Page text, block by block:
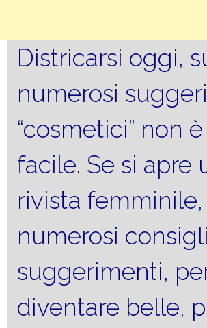
Districarsi oggi,
numerosi
“cosmetici” non
facile. Se si apre
rivista
numerosi
suggerimenti,
diventare belle,